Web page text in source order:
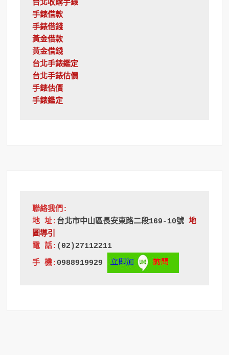
台北收購手錶
手錶借款
手錶借錢
黃金借款
黃金借錢
台北手錶鑑定
台北手錶估價
手錶估價
手錶鑑定
聯絡我們:
地 址: 台北市中山區長安東路二段169-10號 地
圖導引
電 話: (02)27112211
手 機: 0988919929